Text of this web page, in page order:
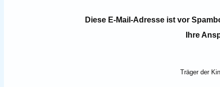
Diese E-Mail-Adresse ist vor
Ihre
Träger der